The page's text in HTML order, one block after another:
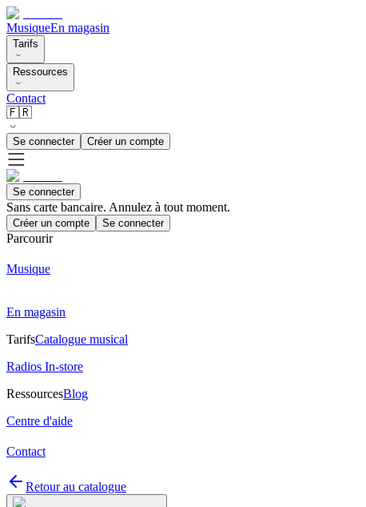
MusiqueEn magasin
Tarifs
Ressources
Contact
🇫🇷
Se connecter Créer un compte
Se connecter
Sans carte bancaire. Annulez à tout moment.
Créer un compte Se connecter
Parcourir
Musique
En magasin
TarifsCatalogue musical
Radios In-store
RessourcesBlog
Centre d'aide
Contact
Retour au catalogue